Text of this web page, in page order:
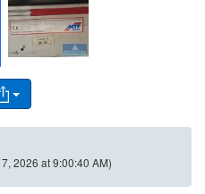
2026 at 9:00:40 AM)